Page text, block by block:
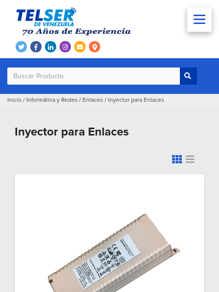
Inicio / Informática y Redes / Enlaces / Inyector para Enlaces
Inyector para Enlaces